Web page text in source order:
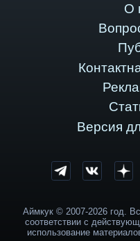
О
Версия
Аймкук © 2007-2026 год.
соответствии с
использование